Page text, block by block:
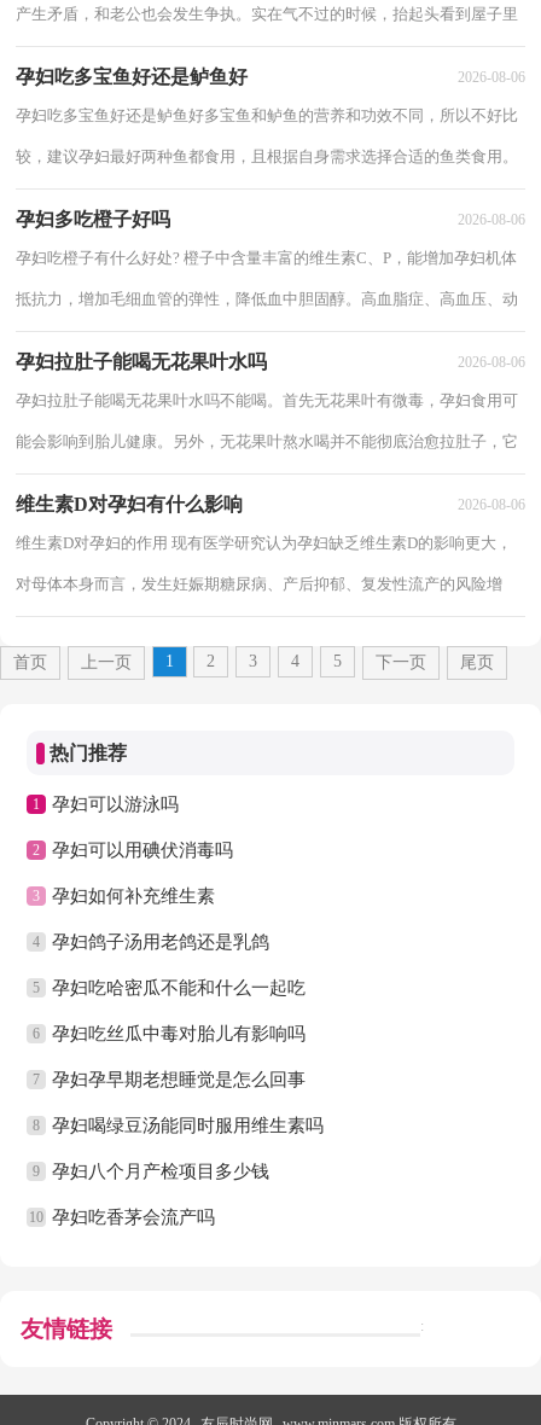
产生矛盾，和老公也会发生争执。实在气不过的时候，抬起头看到屋子里
孕妇吃多宝鱼好还是鲈鱼好 2026-08-06
孕妇吃多宝鱼好还是鲈鱼好多宝鱼和鲈鱼的营养和功效不同，所以不好比
较，建议孕妇最好两种鱼都食用，且根据自身需求选择合适的鱼类食用。
孕妇多吃橙子好吗 2026-08-06
孕妇吃橙子有什么好处? 橙子中含量丰富的维生素C、P，能增加孕妇机体
抵抗力，增加毛细血管的弹性，降低血中胆固醇。高血脂症、高血压、动
孕妇拉肚子能喝无花果叶水吗 2026-08-06
孕妇拉肚子能喝无花果叶水吗不能喝。首先无花果叶有微毒，孕妇食用可
能会影响到胎儿健康。另外，无花果叶熬水喝并不能彻底治愈拉肚子，它
维生素D对孕妇有什么影响 2026-08-06
维生素D对孕妇的作用 现有医学研究认为孕妇缺乏维生素D的影响更大，
对母体本身而言，发生妊娠期糖尿病、产后抑郁、复发性流产的风险增
首页 上一页 1 2 3 4 5 下一页 尾页
热门推荐
1 孕妇可以游泳吗
2 孕妇可以用碘伏消毒吗
3 孕妇如何补充维生素
4 孕妇鸽子汤用老鸽还是乳鸽
5 孕妇吃哈密瓜不能和什么一起吃
6 孕妇吃丝瓜中毒对胎儿有影响吗
7 孕妇孕早期老想睡觉是怎么回事
8 孕妇喝绿豆汤能同时服用维生素吗
9 孕妇八个月产检项目多少钱
10 孕妇吃香茅会流产吗
友情链接 :